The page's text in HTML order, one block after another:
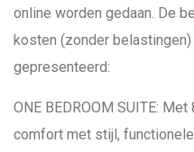
online worden gedaan. De
kosten (zonder
gepresenteerd:
ONE BEDROOM SUITE:
comfort met stijl,